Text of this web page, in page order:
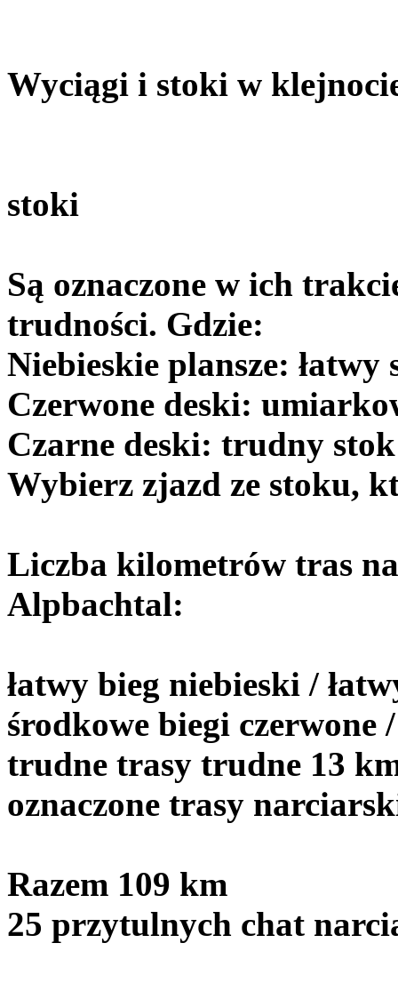
Wyciągi i stoki w
stoki
Są oznaczone w ich
trudności. Gdzie:
Niebieskie plansze:
Czerwone deski:
Czarne deski: trudny
Wybierz zjazd ze stoku,
Liczba kilometrów tras
Alpbachtal:
łatwy bieg niebieski /
środkowe biegi czerwone
trudne trasy trudne 13
oznaczone trasy
Razem 109 km
25 przytulnych chat